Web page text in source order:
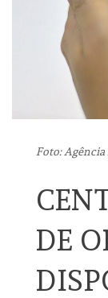
Foto: Agência
DE